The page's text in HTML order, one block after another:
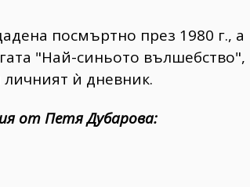
посмъртно през 1980 г., а
"Най-синьото вълшебство",
ѝ дневник.
от Петя Дубарова: